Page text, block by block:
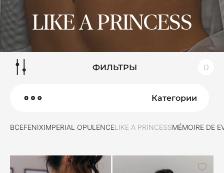
LIKE A PRINCESS
Категории
ФИЛЬТРЫ 0
ВСЕFENIXIMPERIAL OPULENCELIKE A PRINCESSMÉMOIRE DE